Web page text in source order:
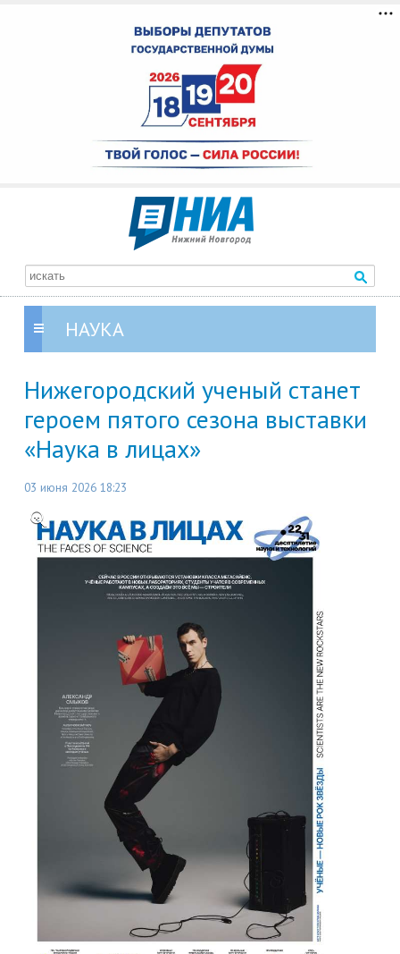
НАУКА
Нижегородский ученый станет
героем пятого сезона выставки
«Наука в лицах»
03 июня 2026 18:23